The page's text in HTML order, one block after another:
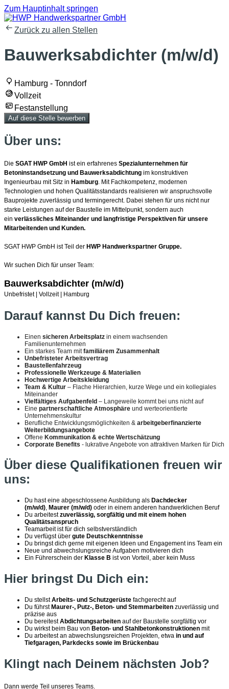
Zum Hauptinhalt springen
Zurück zu allen Stellen
Bauwerksabdichter (m/w/d)
Hamburg - Tonndorf
Vollzeit
Festanstellung
Auf diese Stelle bewerben
Über uns:
Die SGAT HWP GmbH ist ein erfahrenes Spezialunternehmen für
Betoninstandsetzung und Bauwerksabdichtung im konstruktiven
Ingenieurbau mit Sitz in Hamburg . Mit Fachkompetenz, modernen
Technologien und hohen Qualitätsstandards realisieren wir anspruchsvolle
Bauprojekte zuverlässig und termingerecht. Dabei stehen für uns nicht nur
starke Leistungen auf der Baustelle im Mittelpunkt, sondern auch
ein verlässliches Miteinander und langfristige Perspektiven für unsere
Mitarbeitenden und Kunden.
SGAT HWP GmbH ist Teil der HWP Handwerkspartner Gruppe.
Wir suchen Dich für unser Team:
Bauwerksabdichter (m/w/d)
Unbefristet | Vollzeit | Hamburg
Darauf kannst Du Dich freuen:
Einen sicheren Arbeitsplatz in einem wachsenden
Familienunternehmen
Ein starkes Team mitfamiliärem Zusammenhalt
Unbefristeter Arbeitsvertrag
Baustellenfahrzeug
Professionelle Werkzeuge & Materialien
Hochwertige Arbeitskleidung
Team & Kultur – Flache Hierarchien, kurze Wege und ein kollegiales
Miteinander
Vielfältiges Aufgabenfeld – Langeweile kommt bei uns nicht auf
Eine partnerschaftliche Atmosphäre und werteorientierte
Unternehmenskultur
Berufliche Entwicklungsmöglichkeiten & arbeitgeberfinanzierte
Weiterbildungsangebote
Offene Kommunikation & echte Wertschätzung
Corporate Benefits - lukrative Angebote von attraktiven Marken für Dich
Über diese Qualifikationen freuen wir
uns:
Du hast eine abgeschlossene Ausbildung als Dachdecker
(m/w/d), Maurer (m/w/d) oder in einem anderen handwerklichen Beruf
Du arbeitestzuverlässig, sorgfältig und mit einem hohen
Qualitätsanspruch
Teamarbeit ist für dich selbstverständlich
Du verfügst über gute Deutschkenntnisse
Du bringst dich gerne mit eigenen Ideen und Engagement ins Team ein
Neue und abwechslungsreiche Aufgaben motivieren dich
Ein Führerschein der Klasse B ist von Vorteil, aber kein Muss
Hier bringst Du Dich ein:
Du stellstArbeits- und Schutzgerüste fachgerecht auf
Du führst Maurer-, Putz-, Beton- und Stemmarbeiten zuverlässig und
präzise aus
Du bereitestAbdichtungsarbeiten auf der Baustelle sorgfältig vor
Du wirkst beim Bau von Beton- und Stahlbetonkonstruktionen mit
Du arbeitest an abwechslungsreichen Projekten, etwa in und auf
Tiefgaragen, Parkdecks sowie im Brückenbau
Klingt nach Deinem nächsten Job?
Dann werde Teil unseres Teams.